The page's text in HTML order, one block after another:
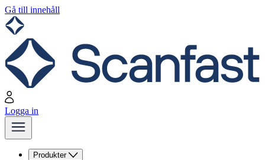
Gå till innehåll
Logga in
Produkter